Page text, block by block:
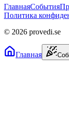
ГлавнаяСобытия
Политика
© 2026 provedi.se
Главная